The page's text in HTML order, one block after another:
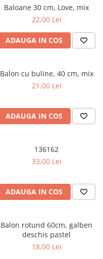
Baloane 30 cm, Love, mix
22,00 Lei
ADAUGA IN COS
Balon cu buline, 40 cm, mix
21,00 Lei
ADAUGA IN COS
136162
33,00 Lei
ADAUGA IN COS
Balon rotund 60cm, galben
deschis pastel
18,00 Lei